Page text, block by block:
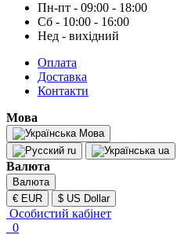
Пн-пт - 09:00 - 18:00
Сб - 10:00 - 16:00
Нед - вихідний
Оплата
Доставка
Контакти
Мова
Мова
ru
ua
Валюта
Валюта
€ EUR
$ US Dollar
Особистий кабінет
0